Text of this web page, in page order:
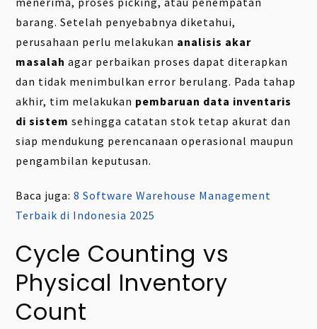
barang. Setelah penyebabnya diketahui,
perusahaan perlu melakukan analisis akar
masalah agar perbaikan proses dapat diterapkan
dan tidak menimbulkan error berulang. Pada tahap
akhir, tim melakukan pembaruan data inventaris
di sistem sehingga catatan stok tetap akurat dan
siap mendukung perencanaan operasional maupun
pengambilan keputusan.
Baca juga:8 Software Warehouse Management
Terbaik di Indonesia 2025
Cycle Counting vs
Physical Inventory
Count